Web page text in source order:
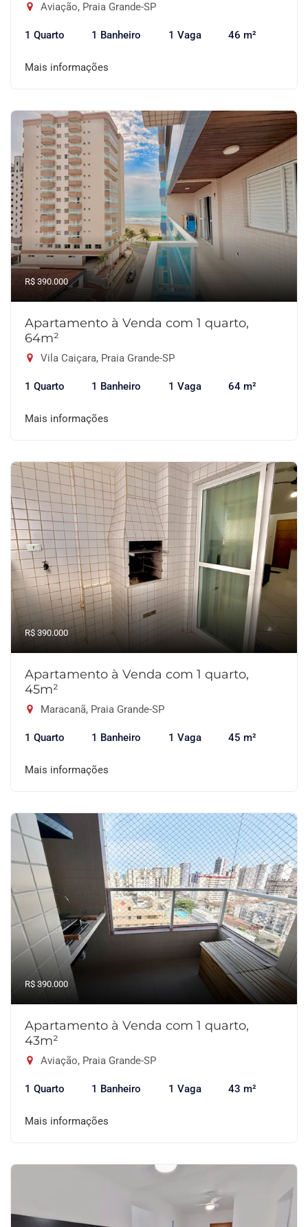
Aviação, Praia Grande-SP
1 Quarto 1 Banheiro 1 Vaga 46 m²
Mais informações
R$ 390.000
Apartamento à Venda com 1 quarto,
64m²
Vila Caiçara, Praia Grande-SP
1 Quarto 1 Banheiro 1 Vaga 64 m²
Mais informações
R$ 390.000
Apartamento à Venda com 1 quarto,
45m²
Maracanã, Praia Grande-SP
1 Quarto 1 Banheiro 1 Vaga 45 m²
Mais informações
R$ 390.000
Apartamento à Venda com 1 quarto,
43m²
Aviação, Praia Grande-SP
1 Quarto 1 Banheiro 1 Vaga 43 m²
Mais informações